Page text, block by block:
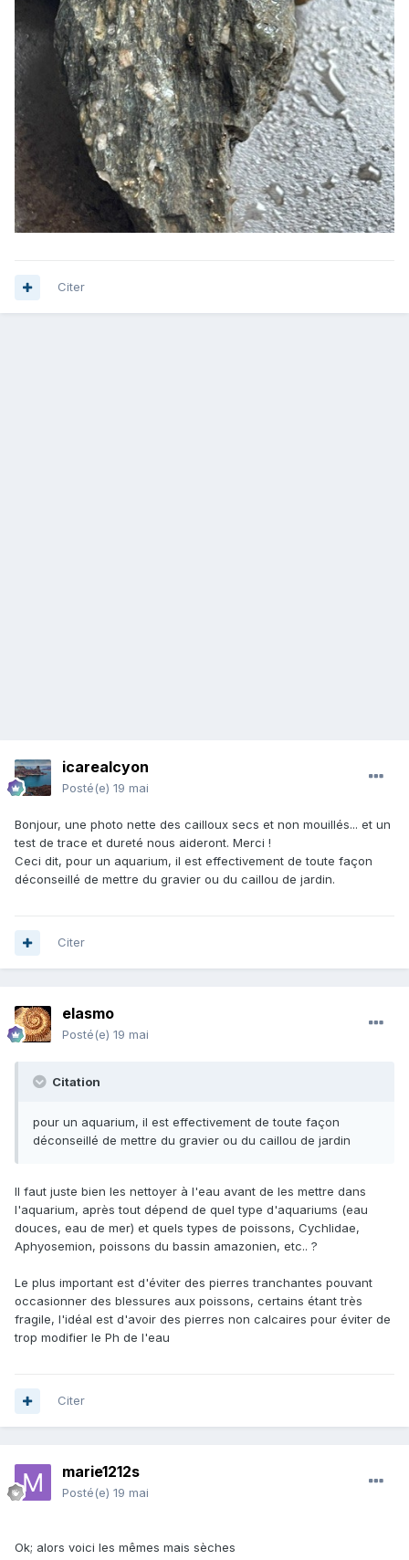
Citer
icarealcyon
Posté(e) 19 mai
Bonjour, une photo nette des cailloux secs et non mouillés... et un
test de trace et dureté nous aideront. Merci !
Ceci dit, pour un aquarium, il est effectivement de toute façon
déconseillé de mettre du gravier ou du caillou de jardin.
Citer
elasmo
Posté(e) 19 mai
Citation
pour un aquarium, il est effectivement de toute façon
déconseillé de mettre du gravier ou du caillou de jardin
Il faut juste bien les nettoyer à l'eau avant de les mettre dans
l'aquarium, après tout dépend de quel type d'aquariums (eau
douces, eau de mer) et quels types de poissons, Cychlidae,
Aphyosemion, poissons du bassin amazonien, etc.. ?
Le plus important est d'éviter des pierres tranchantes pouvant
occasionner des blessures aux poissons, certains étant très
fragile, l'idéal est d'avoir des pierres non calcaires pour éviter de
trop modifier le Ph de l'eau
Citer
marie1212s
Posté(e) 19 mai
Ok; alors voici les mêmes mais sèches